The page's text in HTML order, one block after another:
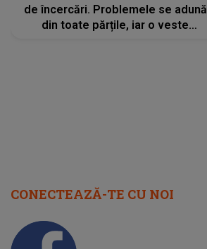
de încercări. Problemele se adună
din toate părțile, iar o veste
CONECTEAZĂ-TE CU NOI